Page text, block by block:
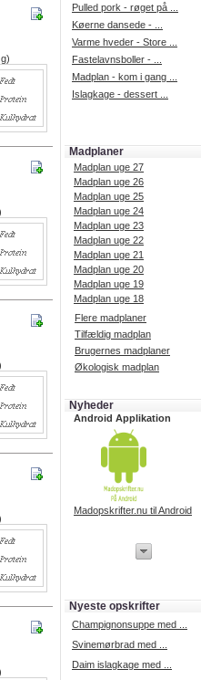
Pulled pork - røget på ...
Køerne dansede - ...
Varme hveder - Store ...
Fastelavnsboller - ...
Madplan - kom i gang ...
Islagkage - dessert ...
Madplaner
Madplan uge 27
Madplan uge 26
Madplan uge 25
Madplan uge 24
Madplan uge 23
Madplan uge 22
Madplan uge 21
Madplan uge 20
Madplan uge 19
Madplan uge 18
Flere madplaner
Tilfældig madplan
Brugernes madplaner
Økologisk madplan
Nyheder
Android Applikation
Madopskrifter.nu til Android
iPhone udvikling
Nyeste opskrifter
Champignonsuppe med ...
Svinemørbrad med ...
Daim islagkage med ...